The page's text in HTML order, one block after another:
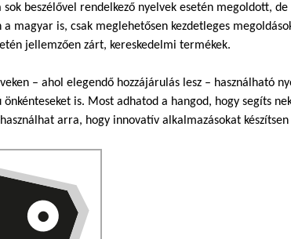
sok beszélővel rendelkező nyelvek esetén megoldott,
magyar is, csak meglehetősen kezdetleges
jellemzően zárt, kereskedelmi termékek.
– ahol elegendő hozzájárulás lesz – használható
önkénteseket is. Most adhatod a hangod, hogy segíts
arra, hogy innovatív alkalmazásokat készítsen